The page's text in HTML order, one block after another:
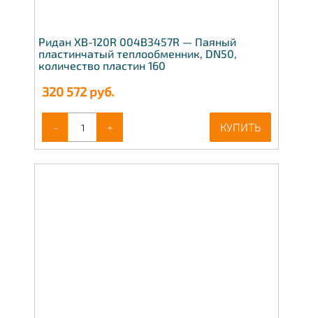
Ридан XB-120R 004B3457R — Паяный
пластинчатый теплообменник, DN50,
количество пластин 160
320 572 руб.
- + КУПИТЬ